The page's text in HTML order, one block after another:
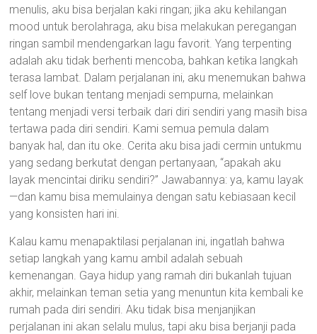
menulis, aku bisa berjalan kaki ringan; jika aku kehilangan
mood untuk berolahraga, aku bisa melakukan peregangan
ringan sambil mendengarkan lagu favorit. Yang terpenting
adalah aku tidak berhenti mencoba, bahkan ketika langkah
terasa lambat. Dalam perjalanan ini, aku menemukan bahwa
self love bukan tentang menjadi sempurna, melainkan
tentang menjadi versi terbaik dari diri sendiri yang masih bisa
tertawa pada diri sendiri. Kami semua pemula dalam
banyak hal, dan itu oke. Cerita aku bisa jadi cermin untukmu
yang sedang berkutat dengan pertanyaan, “apakah aku
layak mencintai diriku sendiri?” Jawabannya: ya, kamu layak
—dan kamu bisa memulainya dengan satu kebiasaan kecil
yang konsisten hari ini.
Kalau kamu menapaktilasi perjalanan ini, ingatlah bahwa
setiap langkah yang kamu ambil adalah sebuah
kemenangan. Gaya hidup yang ramah diri bukanlah tujuan
akhir, melainkan teman setia yang menuntun kita kembali ke
rumah pada diri sendiri. Aku tidak bisa menjanjikan
perjalanan ini akan selalu mulus, tapi aku bisa berjanji pada